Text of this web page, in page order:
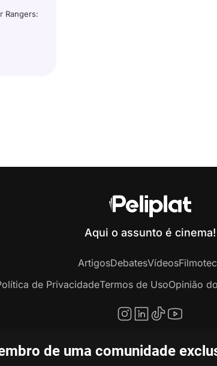
Rangers:
de uma comunidade
Aqui o assunto é cinema!
ArtigosDebatesVídeos
de PrivacidadeTermos de UsoOpinião